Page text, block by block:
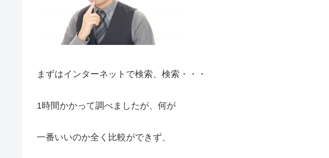
まずはインターネットで検索、検索・・・
1時間かかって調べましたが、何が
一番いいのか全く比較ができず、